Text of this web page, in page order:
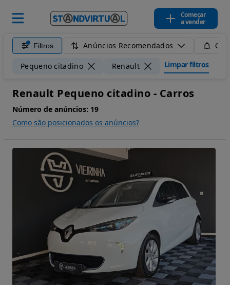
Começar
a vender
Filtros Anúncios Recomendados
Pequeno citadino Renault Limpar filtros
Renault Pequeno citadino - Carros
Número de anúncios: 19
Como são posicionados os anúncios?